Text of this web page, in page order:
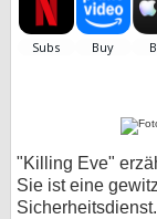
"Killing Eve"
Sie ist eine